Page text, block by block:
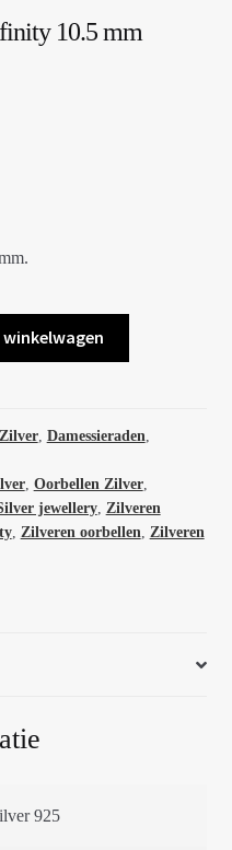
10.5 mm
, Damessieraden,
, Oorbellen Zilver,
jewellery, Zilveren
, Zilveren oorbellen, Zilveren
925